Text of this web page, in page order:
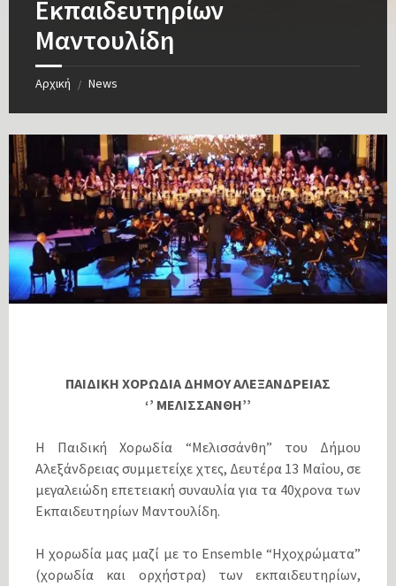
Εκπαιδευτηρίων
Μαντουλίδη
Αρχική / News
ΠΑΙΔΙΚΗ ΧΟΡΩΔΙΑ ΔΗΜΟΥ ΑΛΕΞΑΝΔΡΕΙΑΣ
‘’ ΜΕΛΙΣΣΑΝΘΗ’’
Η Παιδική Χορωδία “Μελισσάνθη” του Δήμου
Αλεξάνδρειας συμμετείχε χτες, Δευτέρα 13 Μαΐου, σε
μεγαλειώδη επετειακή συναυλία για τα 40χρονα των
Εκπαιδευτηρίων Μαντουλίδη.
Η χορωδία μας μαζί με το Ensemble “Ηχοχρώματα”
(χορωδία και ορχήστρα) των εκπαιδευτηρίων,